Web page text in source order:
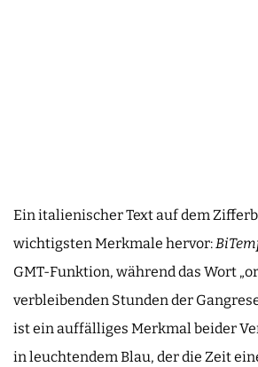
Ein italienischer Text auf dem
wichtigsten Merkmale hervor:
GMT-Funktion, während das Wort
verbleibenden Stunden der
ist ein auffälliges Merkmal beider
in leuchtendem Blau, der die Zeit